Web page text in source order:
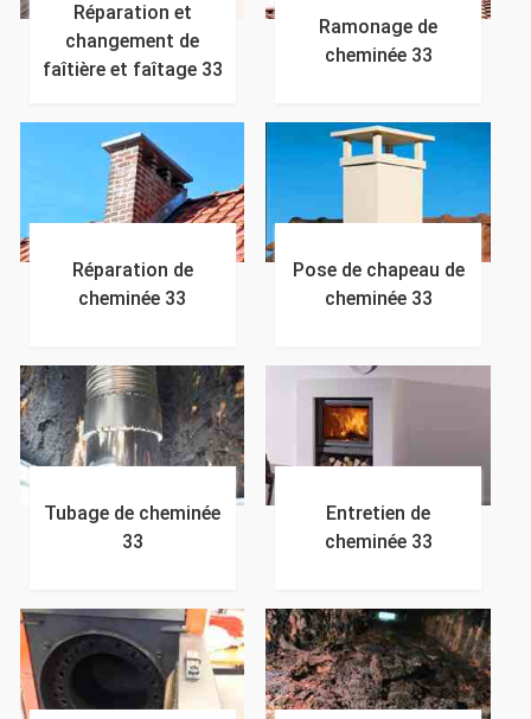
Réparation et
changement de
faîtière et faîtage 33
Ramonage de
cheminée 33
Réparation de
cheminée 33
Pose de chapeau de
cheminée 33
Tubage de cheminée
33
Entretien de
cheminée 33